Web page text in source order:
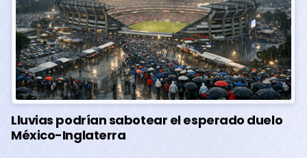
Lluvias podrían sabotear el esperado duelo
México-Inglaterra